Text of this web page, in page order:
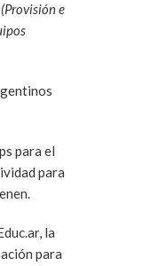
e
la
para